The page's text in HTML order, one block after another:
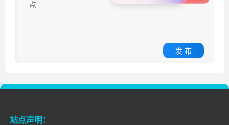
发 布
站点声明：